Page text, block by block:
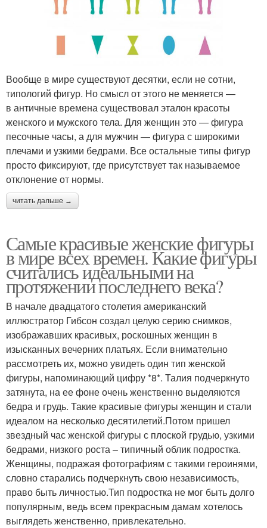
Вообще в мире существуют десятки, если не сотни,
типологий фигур. Но смысл от этого не меняется —
в античные времена существовал эталон красоты
женского и мужского тела. Для женщин это — фигура
песочные часы, а для мужчин — фигура с широкими
плечами и узкими бедрами. Все остальные типы фигур
просто фиксируют, где присутствует так называемое
отклонение от нормы.
читать дальше →
Самые красивые женские фигуры
в мире всех времен. Какие фигуры
считались идеальными на
протяжении последнего века?
В начале двадцатого столетия американский
иллюстратор Гибсон создал целую серию снимков,
изображавших красивых, роскошных женщин в
изысканных вечерних платьях. Если внимательно
рассмотреть их, можно увидеть один тип женской
фигуры, напоминающий цифру *8*. Талия подчеркнуто
затянута, на ее фоне очень женственно выделяются
бедра и грудь. Такие красивые фигуры женщин и стали
идеалом на несколько десятилетий.Потом пришел
звездный час женской фигуры с плоской грудью, узкими
бедрами, низкого роста – типичный облик подростка.
Женщины, подражая фотографиям с такими героинями,
словно старались подчеркнуть свою независимость,
право быть личностью.Тип подростка не мог быть долго
популярным, ведь всем прекрасным дамам хотелось
выглядеть женственно, привлекательно.